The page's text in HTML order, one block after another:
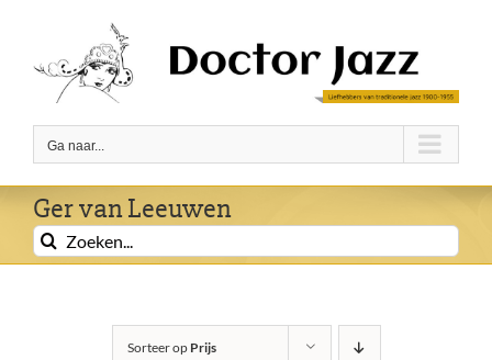
inhoud
Ga naar...
Ger van Leeuwen
Zoeken
naar:
Sorteer op Prijs